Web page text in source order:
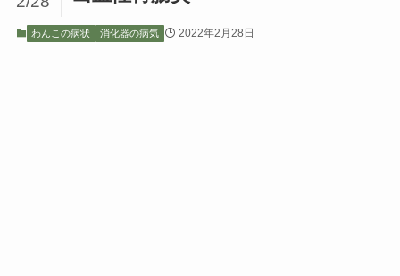
わんこの病状 消化器の病気 2022年2月28日